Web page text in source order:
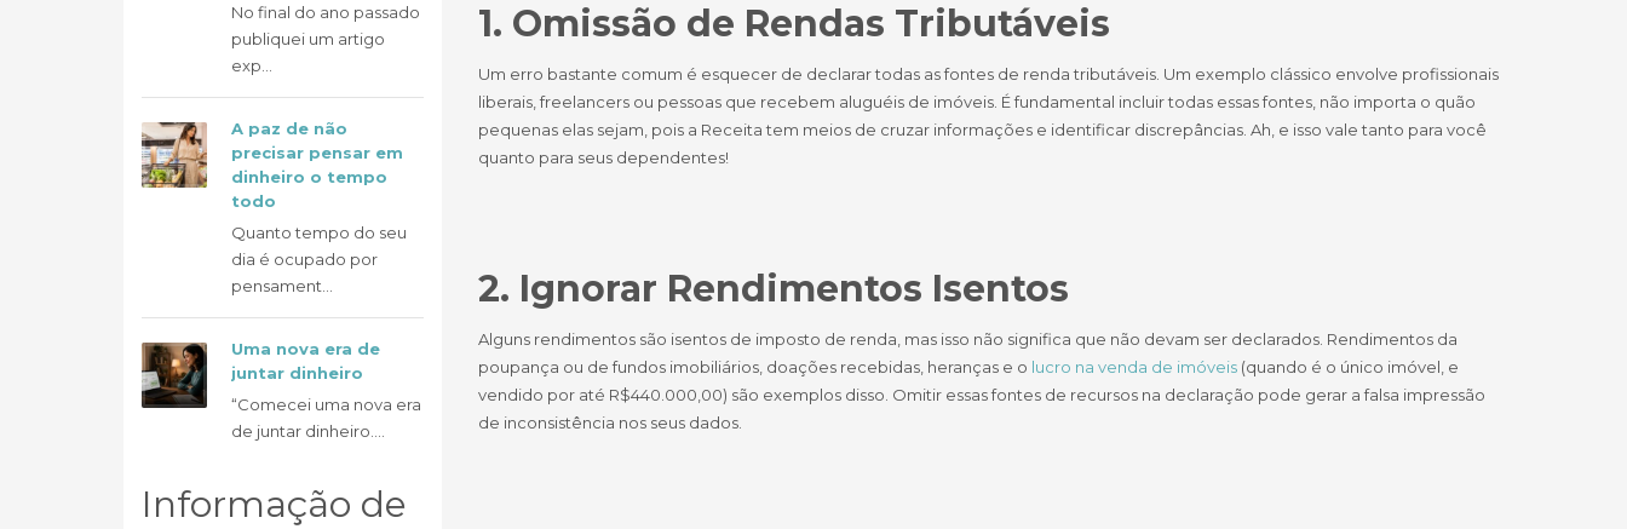
1. Omissão de Rendas Tributáveis
Um erro bastante comum é esquecer de declarar todas as fontes de renda tributáveis. Um exemplo clássico envolve profissionais
liberais, freelancers ou pessoas que recebem aluguéis de imóveis. É fundamental incluir todas essas fontes, não importa o quão
pequenas elas sejam, pois a Receita tem meios de cruzar informações e identificar discrepâncias. Ah, e isso vale tanto para você
quanto para seus dependentes!
2. Ignorar Rendimentos Isentos
Alguns rendimentos são isentos de imposto de renda, mas isso não significa que não devam ser declarados. Rendimentos da
poupança ou de fundos imobiliários, doações recebidas, heranças e o lucro na venda de imóveis(quando é o único imóvel, e
vendido por até R$440.000,00) são exemplos disso. Omitir essas fontes de recursos na declaração pode gerar a falsa impressão
de inconsistência nos seus dados.
No final do ano passado
publiquei um artigo
exp...
A paz de não
precisar pensar em
dinheiro o tempo
todo
Quanto tempo do seu
dia é ocupado por
pensament...
Uma nova era de
juntar dinheiro
“Comecei uma nova era
de juntar dinheiro....
Informação de